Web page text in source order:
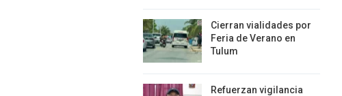
Cierran vialidades por
Feria de Verano en
Tulum
Refuerzan vigilancia